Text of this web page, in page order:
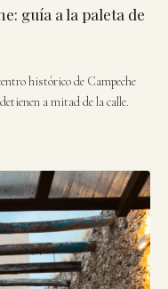
guía a la paleta de
histórico de Campeche
a mitad de la calle.